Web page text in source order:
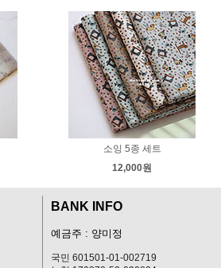
소잉 5종 세트
12,000원
BANK INFO
예금주 : 양미정
국민 601501-01-002719